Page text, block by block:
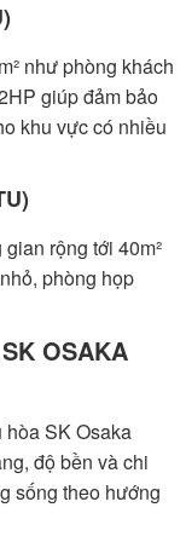
như phòng khách
giúp đảm bảo
khu vực có nhiều
rộng tới 40m²
phòng họp
OSAKA
SK Osaka
độ bền và chi
sống theo hướng